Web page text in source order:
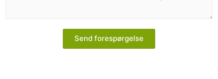
Send forespørgelse